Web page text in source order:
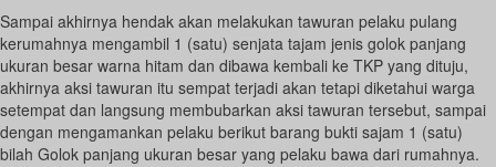
Sampai akhirnya hendak akan melakukan tawuran pelaku pulang
kerumahnya mengambil 1 (satu) senjata tajam jenis golok panjang
ukuran besar warna hitam dan dibawa kembali ke TKP yang dituju,
akhirnya aksi tawuran itu sempat terjadi akan tetapi diketahui warga
setempat dan langsung membubarkan aksi tawuran tersebut, sampai
dengan mengamankan pelaku berikut barang bukti sajam 1 (satu)
bilah Golok panjang ukuran besar yang pelaku bawa dari rumahnya.